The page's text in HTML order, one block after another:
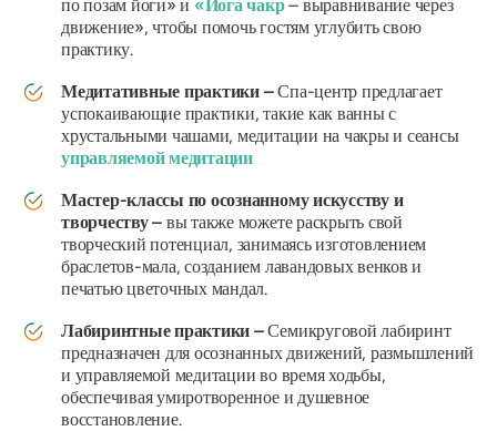
по позам йоги» и «Йога чакр– выравнивание через
движение», чтобы помочь гостям углубить свою
практику.
Медитативные практики –Спа-центр предлагает
успокаивающие практики, такие как ванны с
хрустальными чашами, медитации на чакры и сеансы
управляемой медитации
Мастер-классы по осознанному искусству и
творчеству – вы также можете раскрыть свой
творческий потенциал, занимаясь изготовлением
браслетов-мала, созданием лавандовых венков и
печатью цветочных мандал.
Лабиринтные практики –Семикруговой лабиринт
предназначен для осознанных движений, размышлений
и управляемой медитации во время ходьбы,
обеспечивая умиротворенное и душевное
восстановление.